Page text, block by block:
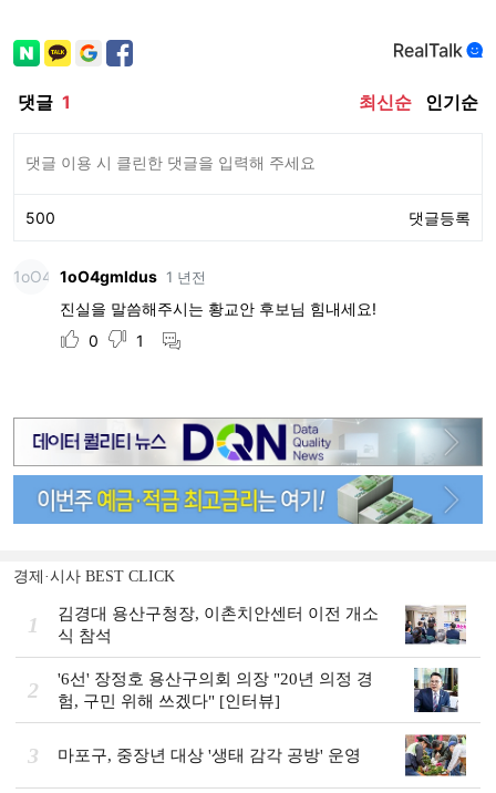
경제·시사 BEST CLICK
1
김경대 용산구청장, 이촌치안센터 이전 개소
식 참석
2
'6선' 장정호 용산구의회 의장 "20년 의정 경
험, 구민 위해 쓰겠다" [인터뷰]
3 마포구, 중장년 대상 '생태 감각 공방' 운영